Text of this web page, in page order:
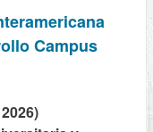
Campus